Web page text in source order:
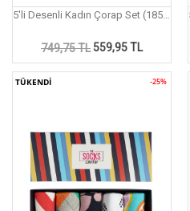
5'li Desenli Kadın Çorap Set (185P)
749,75 TL 559,95 TL
TÜKENDİ -25%